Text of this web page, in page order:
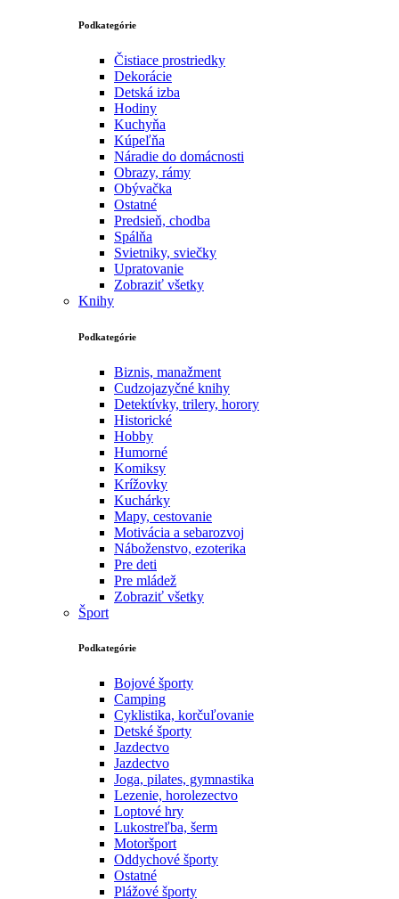
Podkategórie
Čistiace prostriedky
Dekorácie
Detská izba
Hodiny
Kuchyňa
Kúpeľňa
Náradie do domácnosti
Obrazy, rámy
Obývačka
Ostatné
Predsieň, chodba
Spálňa
Svietniky, sviečky
Upratovanie
Zobraziť všetky
Knihy
Podkategórie
Biznis, manažment
Cudzojazyčné knihy
Detektívky, trilery, horory
Historické
Hobby
Humorné
Komiksy
Krížovky
Kuchárky
Mapy, cestovanie
Motivácia a sebarozvoj
Náboženstvo, ezoterika
Pre deti
Pre mládež
Zobraziť všetky
Šport
Podkategórie
Bojové športy
Camping
Cyklistika, korčuľovanie
Detské športy
Jazdectvo
Jazdectvo
Joga, pilates, gymnastika
Lezenie, horolezectvo
Loptové hry
Lukostreľba, šerm
Motoršport‎
Oddychové športy
Ostatné
Plážové športy